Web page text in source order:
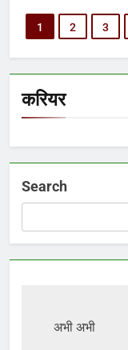
करियर
1 2 3
Search
अभी अभी